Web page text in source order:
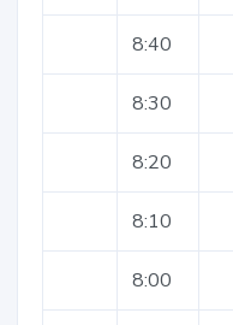
8:40
8:30
8:20
8:10
8:00